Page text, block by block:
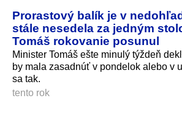
Prorastový balík je v
stále nesedela za jedným
Tomáš rokovanie posunul
Minister Tomáš ešte minulý týždeň
by mala zasadnúť v pondelok alebo v
sa tak.
tento rok